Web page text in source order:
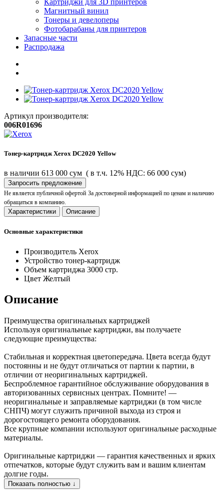
Магнитный винил
Тонеры и девелоперы
Фотобарабаны для принтеров
Запасные части
Распродажа
Артикул производителя:
006R01696
Тонер-картридж Xerox DC2020 Yellow
в наличии 613 000 сум ( в т.ч. 12% НДС: 66 000 сум)
Запросить предложение
Не является публичной офертой За достоверной информацией по ценам и наличию
обращаться в компанию.
Характеристики Описание
Основные характеристики
Производитель Xerox
Устройство тонер-картридж
Объем картриджа 3000 стр.
Цвет Желтый
Описание
Преимущества оригинальных картриджей
Используя оригинальные картриджи, вы получаете
следующие преимущества:
Стабильная и корректная цветопередача. Цвета всегда будут
постоянны и не будут отличаться от партии к партии, в
отличии от неоригинальных картриджей.
Беспроблемное гарантийное обслуживание оборудования в
авторизованных сервисных центрах. Помните! —
неоригинальные и заправляемые картриджи (в том числе
СНПЧ) могут служить причиной выхода из строя и
дорогостоящего ремонта оборудования.
Все крупные компании используют оригинальные расходные
материалы.
Оригинальные картриджи — гарантия качественных и ярких
отпечатков, которые будут служить вам и вашим клиентам
долгие годы.
Показать полностью ↓